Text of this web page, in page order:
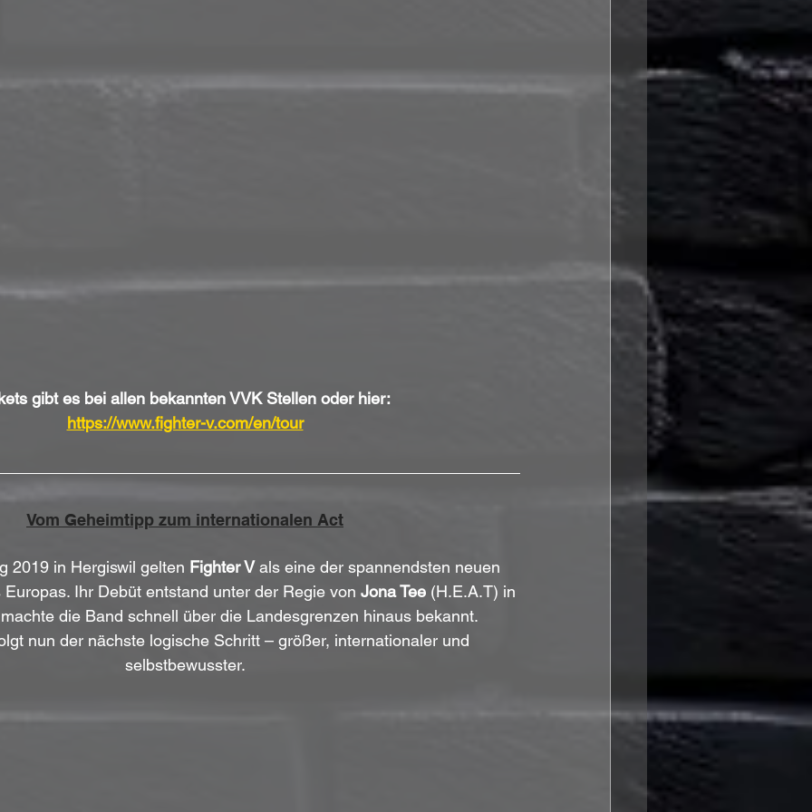
gibt es bei allen bekannten VVK Stellen oder hier:
https://www.fighter-v.com/en/tour
Vom Geheimtipp zum internationalen Act
2019 in Hergiswil gelten Fighter V als eine der spannendsten neuen
Ihr Debüt entstand unter der Regie von Jona Tee (H.E.A.T) in
die Band schnell über die Landesgrenzen hinaus bekannt.
nun der nächste logische Schritt – größer, internationaler und
selbstbewusster.